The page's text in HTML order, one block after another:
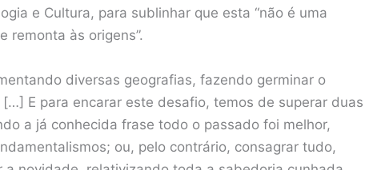
e Cultura, para sublinhar que esta “não é uma
remonta às origens”.
diversas geografias, fazendo germinar o
E para encarar este desafio, temos de superar duas
a já conhecida frase todo o passado foi melhor,
ou, pelo contrário, consagrar tudo,